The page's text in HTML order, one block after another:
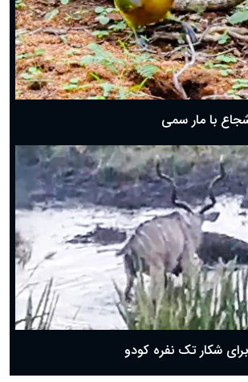
شجاع با مار سمی
برای شکار تک نفره کودو